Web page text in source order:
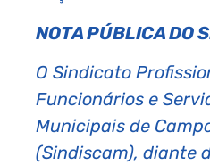
NOTA PÚBLICA DO
O Sindicato
Funcionários e
Municipais de
(Sindiscam), diante